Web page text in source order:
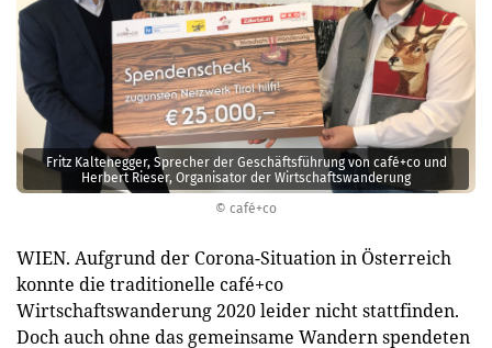
© café+co
Fritz Kaltenegger, Sprecher der Geschäftsführung von café+co und
Herbert Rieser, Organisator der Wirtschaftswanderung
WIEN. Aufgrund der Corona-Situation in Österreich
konnte die traditionelle café+co
Wirtschaftswanderung 2020 leider nicht stattfinden.
Doch auch ohne das gemeinsame Wandern spendeten